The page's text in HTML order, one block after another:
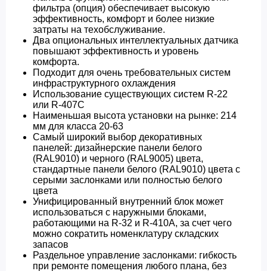
фильтра (опция) обеспечивает высокую
эффективность, комфорт и более низкие
затраты на техобслуживание.
Два опциональных интеллектуальных датчика
повышают эффективность и уровень
комфорта.
Подходит для очень требовательных систем
инфраструктурного охлаждения
Использование существующих систем R-22
или R-407C
Наименьшая высота установки на рынке: 214
мм для класса 20-63
Самый широкий выбор декоративных
панелей: дизайнерские панели белого
(RAL9010) и черного (RAL9005) цвета,
стандартные панели белого (RAL9010) цвета с
серыми заслонками или полностью белого
цвета
Унифицированный внутренний блок может
использоваться с наружными блоками,
работающими на R-32 и R-410A, за счет чего
можно сократить номенклатуру складских
запасов
Раздельное управление заслонками: гибкость
при ремонте помещения любого плана, без